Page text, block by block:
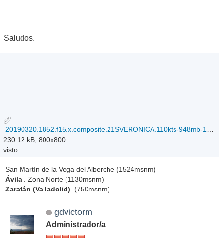
Saludos.
230.12 kB, 800x800
visto
San Martín de la Vega del Alberche (1524msnm)
Ávila. Zona Norte (1130msnm)
Zaratán (Valladolid) (750msnm)
gdvictorm
Administrador/a